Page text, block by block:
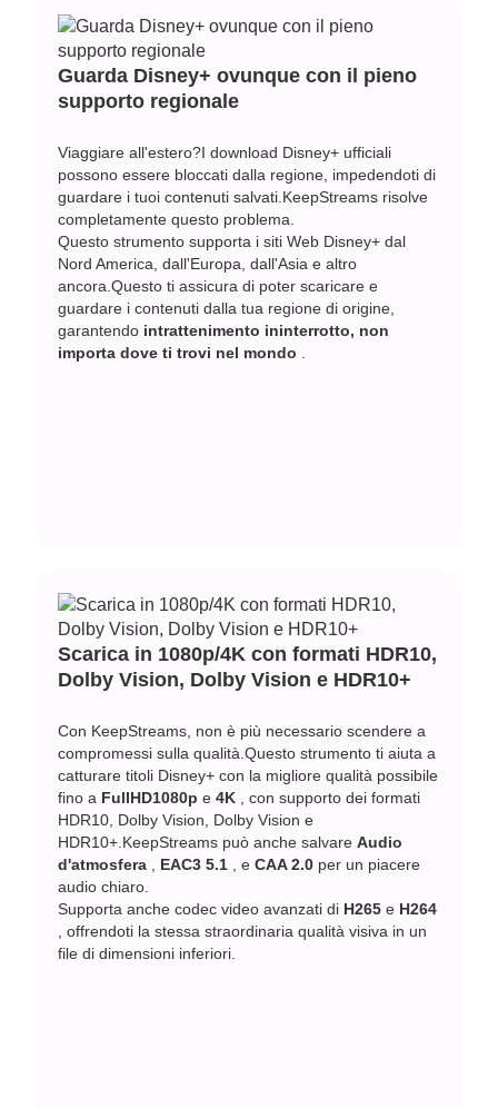
Guarda Disney+ ovunque con il pieno
supporto regionale
Viaggiare all'estero?I download Disney+ ufficiali
possono essere bloccati dalla regione, impedendoti di
guardare i tuoi contenuti salvati.KeepStreams risolve
completamente questo problema.
Questo strumento supporta i siti Web Disney+ dal
Nord America, dall'Europa, dall'Asia e altro
ancora.Questo ti assicura di poter scaricare e
guardare i contenuti dalla tua regione di origine,
garantendo intrattenimento ininterrotto, non
importa dove ti trovi nel mondo
Scarica in 1080p/4K con formati HDR10,
Dolby Vision, Dolby Vision e HDR10+
Con KeepStreams, non è più necessario scendere a
compromessi sulla qualità.Questo strumento ti aiuta a
catturare titoli Disney+ con la migliore qualità possibile
fino a FullHD1080pe4K
, con supporto dei formati
HDR10, Dolby Vision, Dolby Vision e
HDR10+.KeepStreams può anche salvareAudio
d'atmosfera
EAC3 5.1 , eCAA 2.0 per un piacere
audio chiaro.
Supporta anche codec video avanzati di H265e H264
, offrendoti la stessa straordinaria qualità visiva in un
file di dimensioni inferiori.